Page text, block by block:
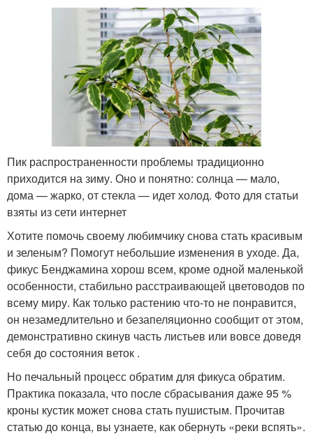
Пик распространенности проблемы традиционно
приходится на зиму. Оно и понятно: солнца — мало,
дома — жарко, от стекла — идет холод. Фото для статьи
взяты из сети интернет
Хотите помочь своему любимчику снова стать красивым
и зеленым? Помогут небольшие изменения в уходе. Да,
фикус Бенджамина хорош всем, кроме одной маленькой
особенности, стабильно расстраивающей цветоводов по
всему миру. Как только растению что-то не понравится,
он незамедлительно и безапеляционно сообщит от этом,
демонстративно скинув часть листьев или вовсе доведя
себя до состояния веток .
Но печальный процесс обратим для фикуса обратим.
Практика показала, что после сбрасывания даже 95 %
кроны кустик может снова стать пушистым. Прочитав
статью до конца, вы узнаете, как обернуть «реки вспять».